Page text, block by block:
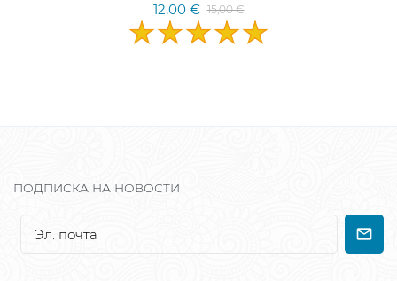
12,00 € 15,00 €
ПОДПИСКА НА НОВОСТИ